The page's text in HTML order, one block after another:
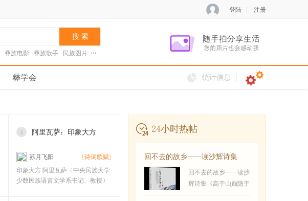
登陆 注册
搜 索
彝族电影 彝族歌手 民族图片 张菊兰
彝学会 统计信息
4 阿里瓦萨：印象大方
苏月飞阳 [诗词歌赋]
印象大方 阿里瓦萨（中央民族大学
少数民族语言文学系书记、教授）
24小时热帖
回不去的故乡——读沙辉诗集
《高于山巅隐于
回不去的故乡——读沙
辉诗集《高于山巅隐于